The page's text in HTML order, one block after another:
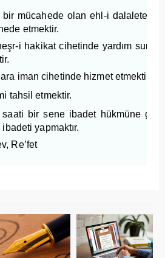
bir mücahede olan ehl-i dalalete
etmektir.
i hakikat cihetinde yardım
iman cihetinde hizmet etmektir.
tahsil etmektir.
bir sene ibadet hükmüne
yapmaktır.
Re’fet